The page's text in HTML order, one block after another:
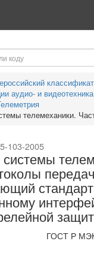
аудио- и видеотехника
телемеханики.
103-2005
системы
ГОСТ Р